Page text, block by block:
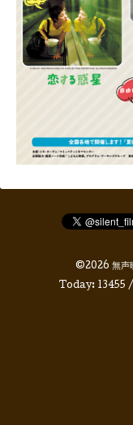
©2026 無声
Today: 13455 /